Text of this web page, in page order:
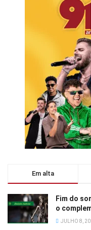
Em alta
Fim do
o
JULHO 8,